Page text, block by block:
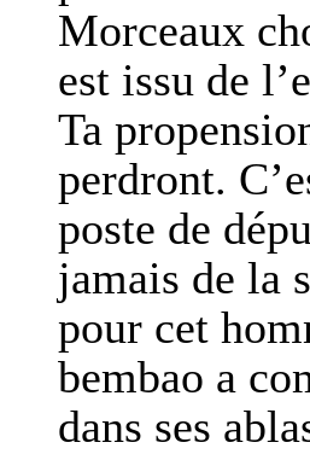
Morceaux
est issu de
Ta
perdront.
poste de
jamais de la
pour cet
bembao a
dans ses